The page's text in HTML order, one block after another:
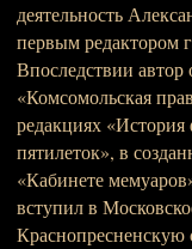
деятельность
первым редактором
Впоследствии автор
«Комсомольская
редакциях
пятилеток», в
«Кабинете
вступил в
Краснопресненскую